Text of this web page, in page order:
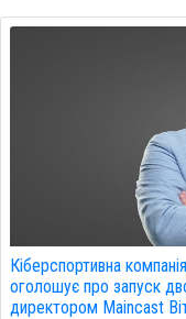
Кіберспортивна
оголошує про запуск
директором Maincast